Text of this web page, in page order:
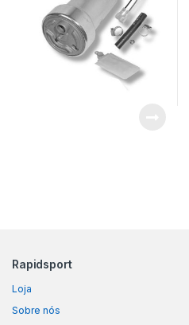
Rapidsport
Loja
Sobre nós